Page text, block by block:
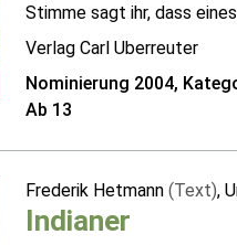
Stimme sagt ihr, dass
Verlag Carl Uberreuter
Nominierung 2004,
Ab 13
Frederik Hetmann (Text),
Indianer